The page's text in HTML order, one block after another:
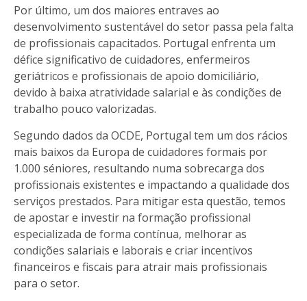
Por último, um dos maiores entraves ao
desenvolvimento sustentável do setor passa pela falta
de profissionais capacitados. Portugal enfrenta um
défice significativo de cuidadores, enfermeiros
geriátricos e profissionais de apoio domiciliário,
devido à baixa atratividade salarial e às condições de
trabalho pouco valorizadas.
Segundo dados da OCDE, Portugal tem um dos rácios
mais baixos da Europa de cuidadores formais por
1.000 séniores, resultando numa sobrecarga dos
profissionais existentes e impactando a qualidade dos
serviços prestados. Para mitigar esta questão, temos
de apostar e investir na formação profissional
especializada de forma contínua, melhorar as
condições salariais e laborais e criar incentivos
financeiros e fiscais para atrair mais profissionais
para o setor.